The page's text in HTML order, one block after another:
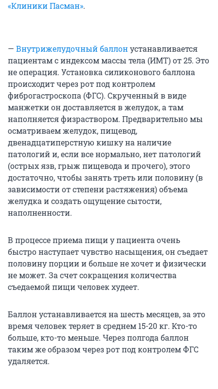
«Клиники Пасман».
— Внутрижелудочный баллонустанавливается
пациентам с индексом массы тела (ИМТ) от 25. Это
не операция. Установка силиконового баллона
происходит через рот под контролем
фиброгастроскопа (ФГС). Скрученный в виде
манжетки он доставляется в желудок, а там
наполняется физраствором. Предварительно мы
осматриваем желудок, пищевод,
двенадцатиперстную кишку на наличие
патологий и, если все нормально, нет патологий
(острых язв, грыж пищевода и прочего), этого
достаточно, чтобы занять треть или половину (в
зависимости от степени растяжения) объема
желудка и создать ощущение сытости,
наполненности.
В процессе приема пищи у пациента очень
быстро наступает чувство насыщения, он съедает
половину порции и больше не хочет и физически
не может. За счет сокращения количества
съедаемой пищи человек худеет.
Баллон устанавливается на шесть месяцев, за это
время человек теряет в среднем 15-20 кг. Кто-то
больше, кто-то меньше. Через полгода баллон
таким же образом через рот под контролем ФГС
удаляется.